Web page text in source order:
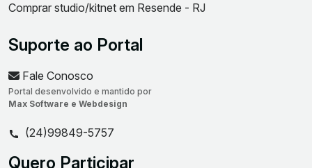
Comprar studio/kitnet em Resende - RJ
Suporte ao Portal
Fale Conosco
Portal desenvolvido e mantido por
Max Software e Webdesign
(24)99849-5757
Quero Participar